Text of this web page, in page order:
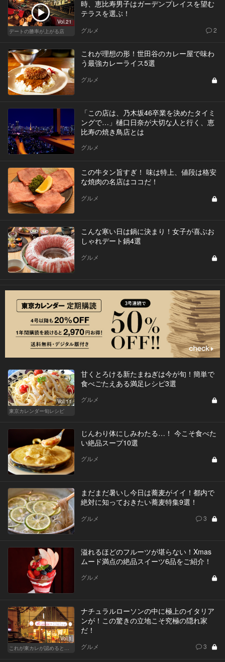
Vol.21
デートの勝率が上がる店
時、恵比寿男子はガーデンプレイスを望む
テラスを選ぶ！
グルメ 2
これが理想の形！世田谷のカレー屋で味わ
う最強カレーライス5選
グルメ
「この店は、乃木坂46卒業を決めたタイミ
ングで…」樋口日奈が大切な人と行く、恵
比寿の焼き鳥店とは
グルメ
この牛タン旨すぎ！ 味は特上、値段は格安
な焼肉の名店はココだ！
グルメ
こんな寒い日は鍋に決まり！女子が喜ぶお
しゃれデート鍋4選
グルメ
Vol.11
東京カレンダー旬レシピ
甘くとろける新たまねぎは今が旬！簡単で
食べごたえある満足レシピ3選
グルメ
じんわり体にしみわたる…！ 今こそ食べた
い絶品スープ10選
グルメ
まだまだ暑いし今日は蕎麦がイイ！都内で
絶対に知っておきたい蕎麦特集9選！
グルメ 3
溢れるほどのフルーツが堪らない！Xmas
ムード満点の絶品スイーツ6品をご紹介！
グルメ
Vol.1
これが東カレが認めるとっておきの隠れ家
ナチュラルローソンの中に極上のイタリア
ンが！この驚きの立地こそ究極の隠れ家
だ！
グルメ 3